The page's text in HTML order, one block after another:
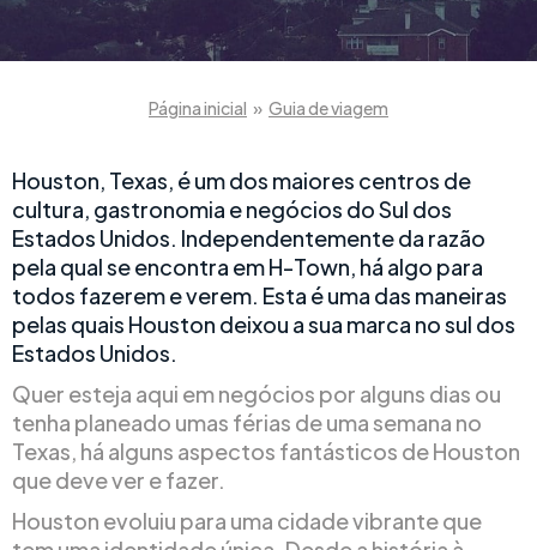
Página inicial » Guia de viagem
Houston, Texas, é um dos maiores centros de
cultura, gastronomia e negócios do Sul dos
Estados Unidos. Independentemente da razão
pela qual se encontra em H-Town, há algo para
todos fazerem e verem. Esta é uma das maneiras
pelas quais Houston deixou a sua marca no sul dos
Estados Unidos.
Quer esteja aqui em negócios por alguns dias ou
tenha planeado umas férias de uma semana no
Texas, há alguns aspectos fantásticos de Houston
que deve ver e fazer.
Houston evoluiu para uma cidade vibrante que